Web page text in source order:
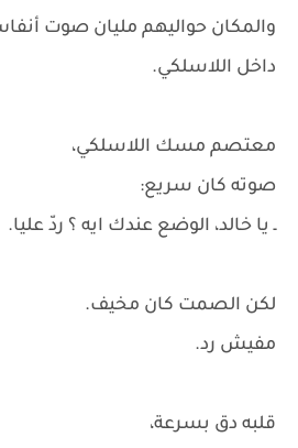
والمكان حواليهم مليان صوت
داخل اللاسلكي.
معتصم مسك اللاسلكي،
صوته كان سريع:
ـ يا خالد، الوضع عندك ايه ؟ ردّ عليا.
لكن الصمت كان مخيف.
مفيش رد.
قلبه دق بسرعة،